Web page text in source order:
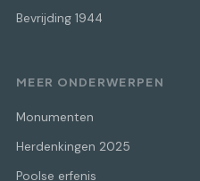
Bevrijding 1944
MEER ONDERWERPEN
Monumenten
Herdenkingen 2025
Poolse erfenis